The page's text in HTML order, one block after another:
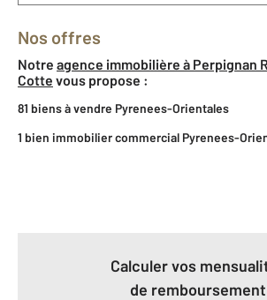
Nos offres
Notre agence immobilière à Perpignan
Cotte vous propose :
81 biens à vendre Pyrenees-Orientales
1 bien immobilier commercial Pyrenees-
Calculer vos
de remboursement